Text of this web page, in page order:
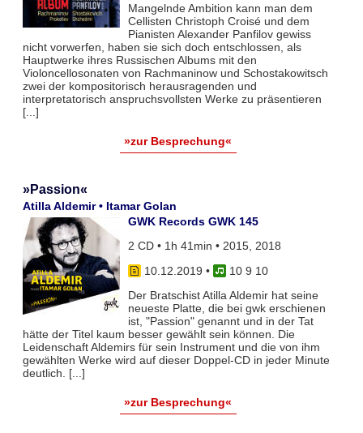
Mangelnde Ambition kann man dem
Cellisten Christoph Croisé und dem
Pianisten Alexander Panfilov gewiss
nicht vorwerfen, haben sie sich doch entschlossen, als
Hauptwerke ihres Russischen Albums mit den
Violoncellosonaten von Rachmaninow und Schostakowitsch
zwei der kompositorisch herausragenden und
interpretatorisch anspruchsvollsten Werke zu präsentieren
[...]
»zur Besprechung«
»Passion«
Atilla Aldemir • Itamar Golan
GWK Records GWK 145
2 CD • 1h 41min • 2015, 2018
10.12.2019 •
10 9 10
Der Bratschist Atilla Aldemir hat seine
neueste Platte, die bei gwk erschienen
ist, "Passion" genannt und in der Tat
hätte der Titel kaum besser gewählt sein können. Die
Leidenschaft Aldemirs für sein Instrument und die von ihm
gewählten Werke wird auf dieser Doppel-CD in jeder Minute
deutlich. [...]
»zur Besprechung«